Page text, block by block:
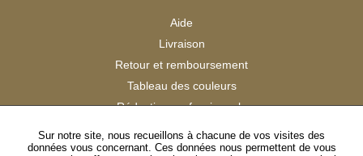
Aide
Livraison
Retour et remboursement
Tableau des couleurs
Réduction professionnels
Satisfaction Clients
Sur notre site, nous recueillons à chacune de vos visites des
données vous concernant. Ces données nous permettent de vous